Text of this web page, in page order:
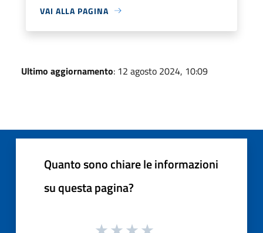
VAI ALLA PAGINA
Ultimo aggiornamento: 12 agosto 2024, 10:09
Quanto sono chiare le informazioni
su questa pagina?